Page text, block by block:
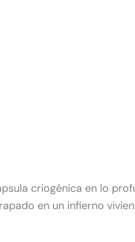
criogénica en lo
en un infierno